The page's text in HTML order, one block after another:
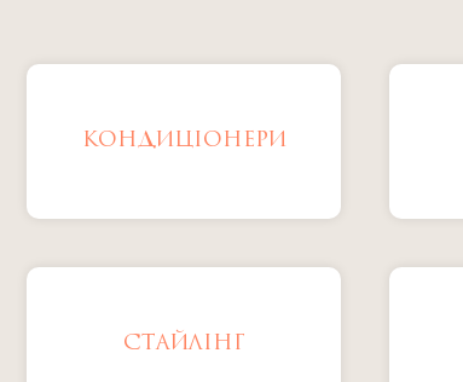
КОНДИЦІОНЕРИ
СТАЙЛІНГ